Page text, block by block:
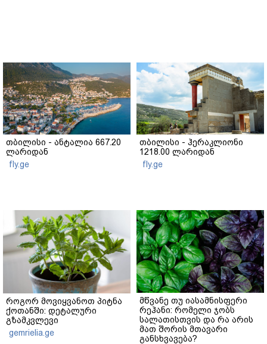
თბილისი - ანტალია 667.20
ლარიდან
fly.ge
თბილისი - ჰერაკლიონი
1218.00 ლარიდან
fly.ge
როგორ მოვიყვანოთ პიტნა
ქოთანში: დეტალური
გზამკვლევი
gemrielia.ge
მწვანე თუ იასამნისფერი
რეჰანი: რომელი ჯობს
სალათისთვის და რა არის
მათ შორის მთავარი
განსხვავება?